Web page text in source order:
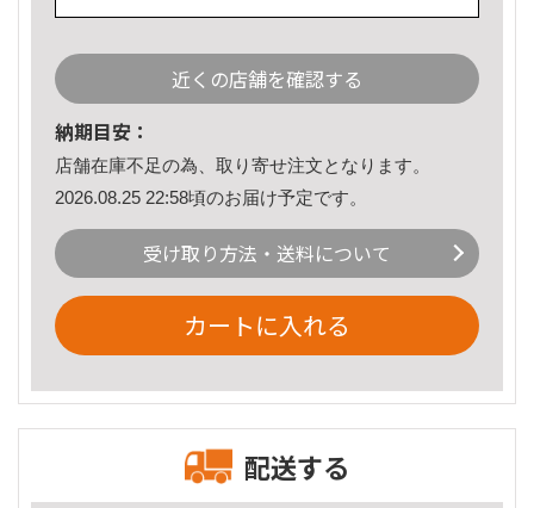
近くの店舗を確認する
納期目安：
店舗在庫不足の為、取り寄せ注文となります。
2026.08.25 22:58頃のお届け予定です。
受け取り方法・送料について
カートに入れる
配送する